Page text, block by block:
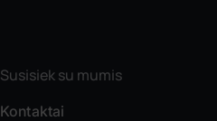
Susisiek su mumis
Kontaktai